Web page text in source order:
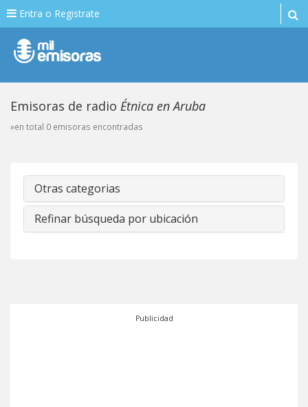
Entra o Registrate
Emisoras de radio Étnica en Aruba
»en total 0 emisoras encontradas
Otras categorias
Refinar búsqueda por ubicación
Publicidad